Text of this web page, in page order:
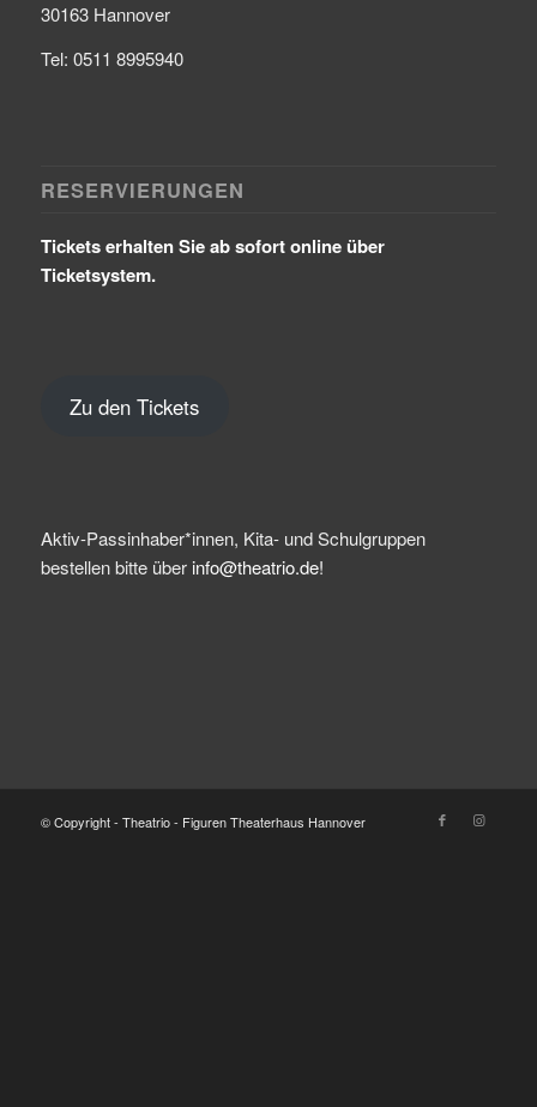
30163 Hannover
Tel: 0511 8995940
RESERVIERUNGEN
Tickets erhalten Sie ab sofort online über
Ticketsystem.
Zu den Tickets
Aktiv-Passinhaber*innen, Kita- und Schulgruppen
bestellen bitte über info@theatrio.de!
© Copyright - Theatrio - Figuren Theaterhaus Hannover